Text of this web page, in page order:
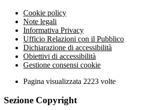
Cookie policy
Note legali
Informativa Privacy
Ufficio Relazioni con il Pubblico
Dichiarazione di accessibilità
Obiettivi di accessibilità
Gestione consensi cookie
Pagina visualizzata 2223 volte
Sezione Copyright